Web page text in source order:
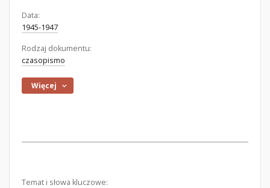
Data:
1945-1947
Rodzaj dokumentu:
czasopismo
Więcej
Temat i słowa kluczowe: